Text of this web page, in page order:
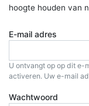
hoogte houden van
E-mail adres
U ontvangt op op dit
activeren. Uw e-mail
Wachtwoord